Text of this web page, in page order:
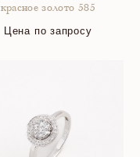
красное золото 585
Цена по запросу